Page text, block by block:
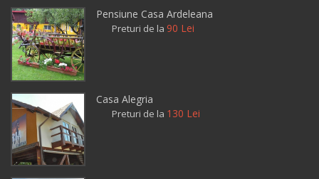
Pensiune Casa Ardeleana
Preturi de la 90 Lei
Casa Alegria
Preturi de la 130 Lei